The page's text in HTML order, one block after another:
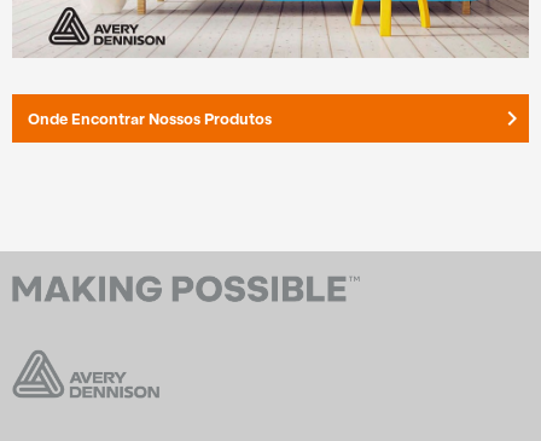
Onde Encontrar Nossos Produtos keyboard_arrow_right